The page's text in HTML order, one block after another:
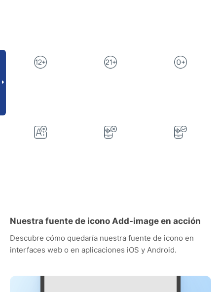
Nuestra fuente de icono Add-image en acción
Descubre cómo quedaría nuestra fuente de icono en
interfaces web o en aplicaciones iOS y Android.